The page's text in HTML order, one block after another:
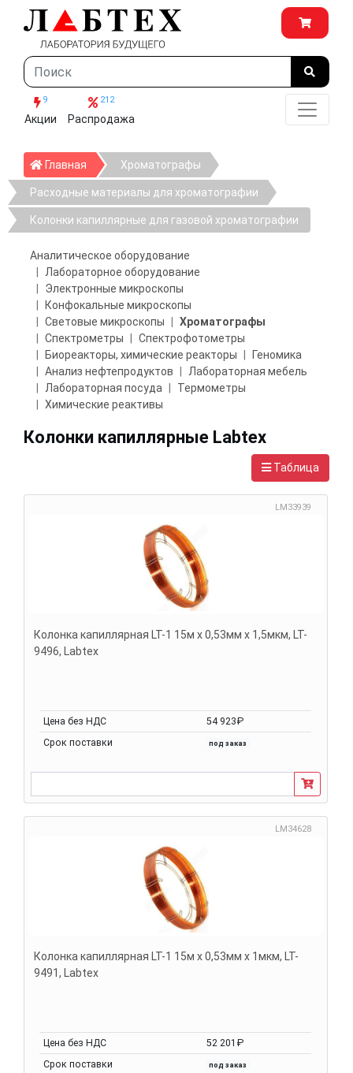
9
Акции
212
Распродажа
Главная ГлавнаяХроматографы
Расходные материалы для хроматографии
Колонки капиллярные для газовой хроматографии
Аналитическое оборудование
Лабораторное оборудование
Электронные микроскопы
Конфокальные микроскопы
Световые микроскопы
Хроматографы
Спектрометры
Спектрофотометры
Биореакторы, химические реакторы
Геномика
Анализ нефтепродуктов
Лабораторная мебель
Лабораторная посуда
Термометры
Химические реактивы
Колонки капиллярные Labtex
Таблица
LM33939
Колонка капиллярная LT-1 15м х 0,53мм х 1,5мкм, LT-
9496, Labtex
Цена без НДС
54 923₽
Срок поставки
под заказ
LM34628
Колонка капиллярная LT-1 15м х 0,53мм х 1мкм, LT-
9491, Labtex
Цена без НДС
52 201₽
Срок поставки
под заказ